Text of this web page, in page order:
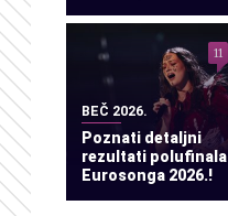
BEČ 2026.
Poznati detaljni
rezultati polufinala
Eurosonga 2026.!
11